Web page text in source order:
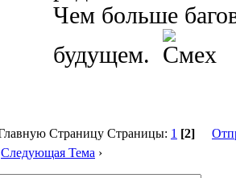
Чем больше
будущем.
Страницы: 1 [2]
Следующая Тема ›